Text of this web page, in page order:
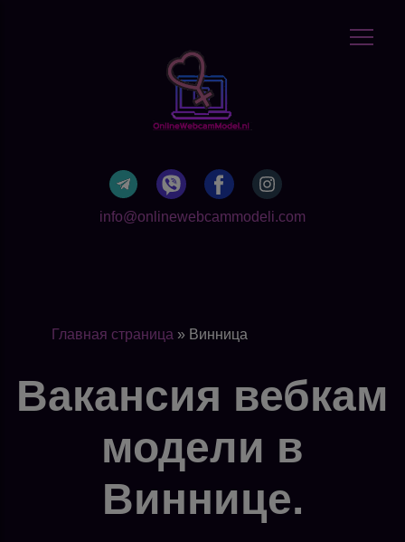
info@onlinewebcammodeli.com
Главная страница » Винница
Вакансия вебкам
модели в
Виннице.